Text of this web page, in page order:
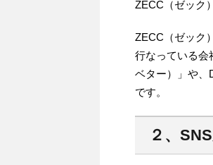
ZECC（ゼック
ZECC（ゼック
行なっている会
ベター）」や、
です。
２、